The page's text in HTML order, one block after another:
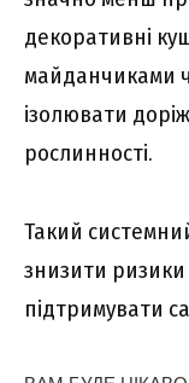
декоративні
майданчиками
ізолювати
рослинності.
Такий
знизити
підтримувати